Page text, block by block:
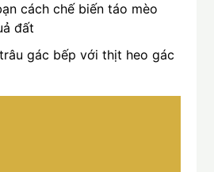
cách chế biến táo mèo
đất
gác bếp với thịt heo gác